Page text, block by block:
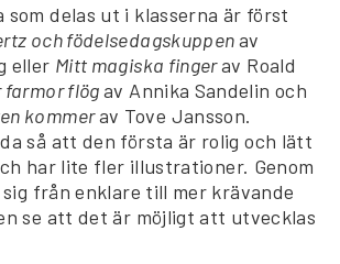
som delas ut i klasserna är först
och födelsedagskuppenav
eller Mitt magiska fingerav Roald
farmor flögav Annika Sandelin och
kommerav Tove Jansson.
så att den första är rolig och lätt
har lite fler illustrationer. Genom
från enklare till mer krävande
se att det är möjligt att utvecklas